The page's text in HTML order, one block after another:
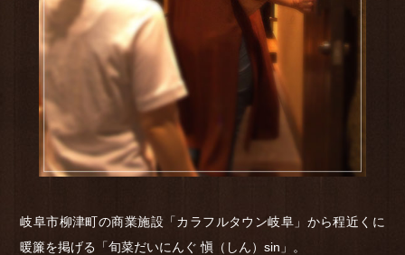
岐阜市柳津町の商業施設「カラフルタウン岐阜」から程近くに
暖簾を掲げる「旬菜だいにんぐ 愼（しん）sin」。